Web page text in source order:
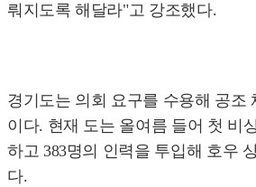
뤄지도록 해달라"고 강조했다.
경기도는 의회 요구를 수용해 공조
이다. 현재 도는 올여름 들어 첫 비
하고 383명의 인력을 투입해 호우
다.